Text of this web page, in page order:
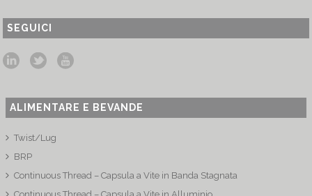
SEGUICI
ALIMENTARE E BEVANDE
Twist/Lug
BRP
Continuous Thread – Capsula a Vite in Banda Stagnata